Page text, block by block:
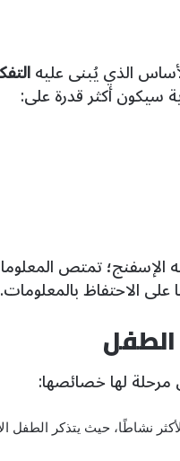
الذي يُبنى عليه
سيكون أكثر قدرة على:
الإسفنج؛ تمتص
على الاحتفاظ بالمعلومات.
لها خصائصها:
نشاطًا، حيث يتذكر الطفل